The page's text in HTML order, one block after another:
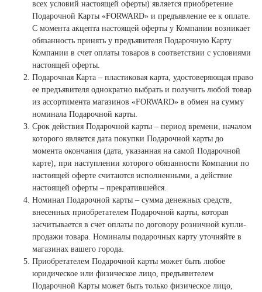
Томская область (1)
Тульская область (1)
Хакасия (1)
Ханты-Мансийский автономный округ (3)
Челябинская область (2)
Ямало-Ненецкий автономный округ (1)
Ярославская область (1)
всех условий настоящей оферты) является приобретение
Подарочной Карты «FORWARD» и предъявление ее к оплате.
С момента акцепта настоящей оферты у Компании возникает
обязанность принять у предъявителя Подарочную Карту
Компании в счет оплаты товаров в соответствии с условиями
настоящей оферты.
Подарочная Карта – пластиковая карта, удостоверяющая право
ее предъявителя однократно выбрать и получить любой товар
из ассортимента магазинов «FORWARD» в обмен на сумму
номинала Подарочной карты.
Срок действия Подарочной карты – период времени, началом
которого является дата покупки Подарочной карты до
момента окончания (дата, указанная на самой Подарочной
карте), при наступлении которого обязанности Компании по
настоящей оферте считаются исполненными, а действие
настоящей оферты – прекратившейся.
Номинал Подарочной карты – сумма денежных средств,
внесенных приобретателем Подарочной карты, которая
засчитывается в счет оплаты по договору розничной купли-
продажи товара. Номиналы подарочных карту уточняйте в
магазинах вашего города.
Приобретателем Подарочной карты может быть любое
юридическое или физическое лицо, предъявителем
Подарочной Карты может быть только физическое лицо,